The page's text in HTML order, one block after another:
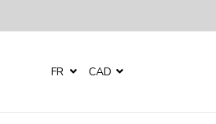
FR CAD